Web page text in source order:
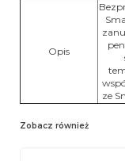
Opis
ze
Zobacz również